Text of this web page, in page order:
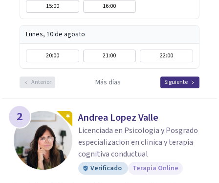
15:00
16:00
Lunes, 10 de agosto
20:00 21:00 22:00
Anterior Más días Siguiente
2 Andrea Lopez Valle
Licenciada en Psicologia y Posgrado
especializacion en clinica y terapia
cognitiva conductual
Verificado Terapia Online